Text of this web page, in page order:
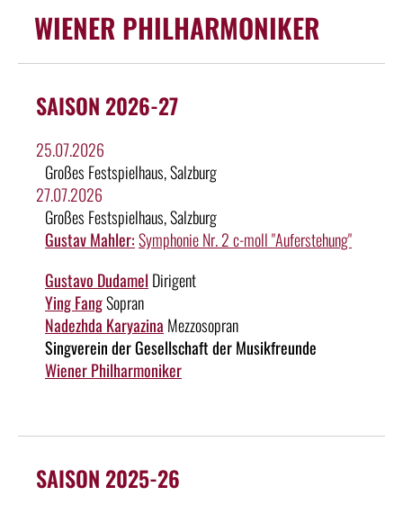
WIENER PHILHARMONIKER
SAISON 2026-27
25.07.2026
Großes Festspielhaus, Salzburg
27.07.2026
Großes Festspielhaus, Salzburg
Gustav Mahler:Symphonie Nr. 2 c-moll "Auferstehung"
Gustavo Dudamel Dirigent
Ying FangSopran
Nadezhda Karyazina Mezzosopran
Singverein der Gesellschaft der Musikfreunde
Wiener Philharmoniker
SAISON 2025-26